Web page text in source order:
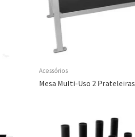
Acessórios
Mesa Multi-Uso 2 Prateleiras